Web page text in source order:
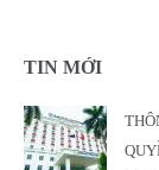
TIN MỚI